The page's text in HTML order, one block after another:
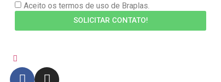
Aceito os termos de uso de Braplas.
SOLICITAR CONTATO!